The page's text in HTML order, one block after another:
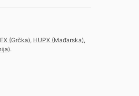
(Grčka), HUPX (Mađarska),
).